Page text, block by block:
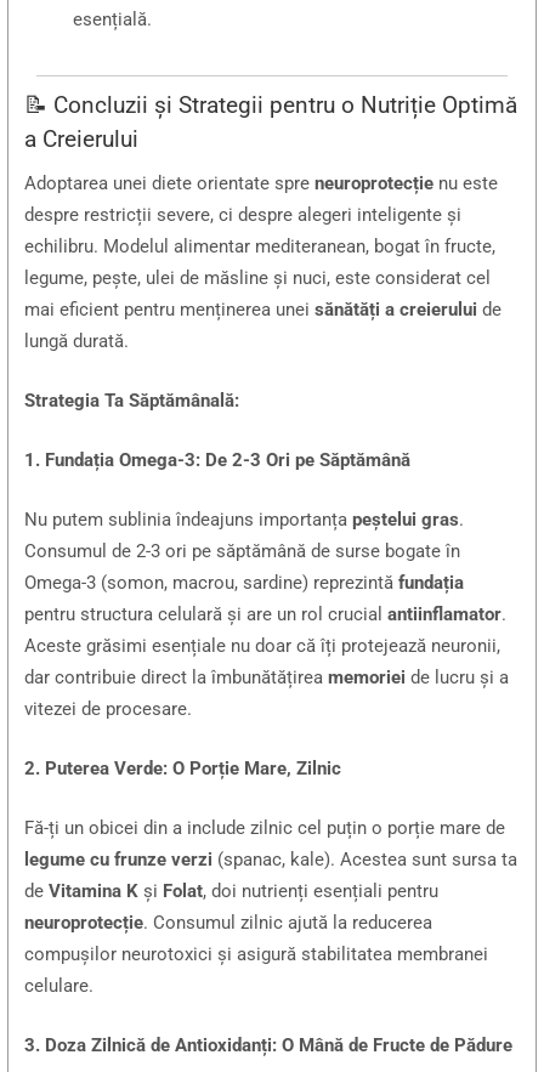
esențială.
📝 Concluzii și Strategii pentru o Nutriție Optimă
a Creierului
Adoptarea unei diete orientate spreneuroprotecție nu este
despre restricții severe, ci despre alegeri inteligente și
echilibru. Modelul alimentar mediteranean, bogat în fructe,
legume, pește, ulei de măsline și nuci, este considerat cel
mai eficient pentru menținerea uneisănătăți a creierului de
lungă durată.
Strategia Ta Săptămânală:
1. Fundația Omega-3: De 2-3 Ori pe Săptămână
Nu putem sublinia îndeajuns importanțapeștelui gras.
Consumul de 2-3 ori pe săptămână de surse bogate în
Omega-3 (somon, macrou, sardine) reprezintăfundația
pentru structura celulară și are un rol crucialantiinflamator.
Aceste grăsimi esențiale nu doar că îți protejează neuronii,
dar contribuie direct la îmbunătățireamemoriei de lucru și a
vitezei de procesare.
2. Puterea Verde: O Porție Mare, Zilnic
Fă-ți un obicei din a include zilnic cel puțin o porție mare de
legume cu frunze verzi (spanac, kale). Acestea sunt sursa ta
deVitamina K și Folat, doi nutrienți esențiali pentru
neuroprotecție. Consumul zilnic ajută la reducerea
compușilor neurotoxici și asigură stabilitatea membranei
celulare.
3. Doza Zilnică de Antioxidanți: O Mână de Fructe de Pădure